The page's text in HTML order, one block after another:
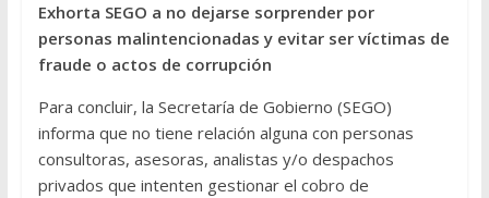
Exhorta SEGO a no dejarse sorprender por
personas malintencionadas y evitar ser víctimas de
fraude o actos de corrupción
Para concluir, la Secretaría de Gobierno (SEGO)
informa que no tiene relación alguna con personas
consultoras, asesoras, analistas y/o despachos
privados que intenten gestionar el cobro de